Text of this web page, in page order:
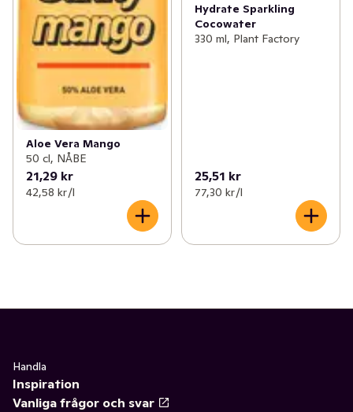
Aloe Vera Mango
50 cl, NÅBE
21,29 kr
42,58 kr /l
Hydrate Sparkling
Cocowater
330 ml, Plant Factory
25,51 kr
77,30 kr /l
Handla
Inspiration
Vanliga frågor och svar